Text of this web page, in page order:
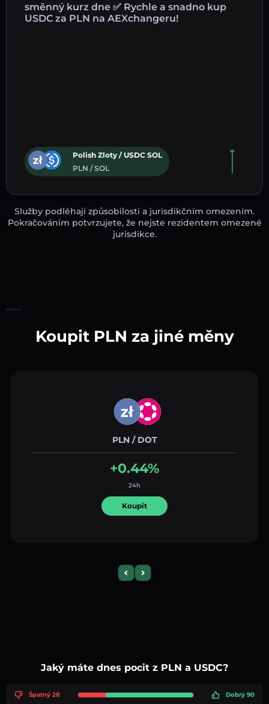
směnný kurz dne ✅ Rychle a snadno kup
USDC za PLN na AEXchangeru!
Polish Zloty / USDC SOL
PLN / SOL
Služby podléhají způsobilosti a jurisdikčním omezením.
Pokračováním potvrzujete, že nejste rezidentem omezené
jurisdikce.
Hlavní
Koupit PLN za jiné měny
PLN / DOT
+0.44%
24h
Koupit
Previous slide
Next slide
Jaký máte dnes pocit z PLN a USDC?
Špatný 28 Dobrý 90